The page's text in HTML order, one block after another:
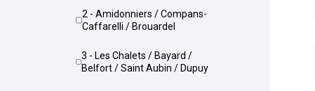
2 - Amidonniers / Compans-
Caffarelli / Brouardel
3 - Les Chalets / Bayard /
Belfort / Saint Aubin / Dupuy